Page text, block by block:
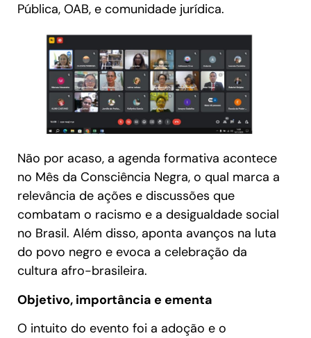
Pública, OAB, e comunidade jurídica.
Não por acaso, a agenda formativa acontece
no Mês da Consciência Negra, o qual marca a
relevância de ações e discussões que
combatam o racismo e a desigualdade social
no Brasil. Além disso, aponta avanços na luta
do povo negro e evoca a celebração da
cultura afro-brasileira.
Objetivo, importância e ementa
O intuito do evento foi a adoção e o